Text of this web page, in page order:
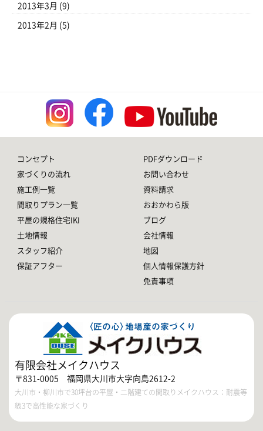
2013年3月 (9)
2013年2月 (5)
コンセプト
家づくりの流れ
施工例一覧
間取りプラン一覧
平屋の規格住宅IKI
土地情報
スタッフ紹介
保証アフター
PDFダウンロード
お問い合わせ
資料請求
おおかわら版
ブログ
会社情報
地図
個人情報保護方針
免責事項
有限会社メイクハウス
〒831-0005 福岡県大川市大字向島2612-2
大川市・柳川市で30坪台の平屋・二階建ての間取りメイクハウス：耐震等
級3で高性能な家づくり